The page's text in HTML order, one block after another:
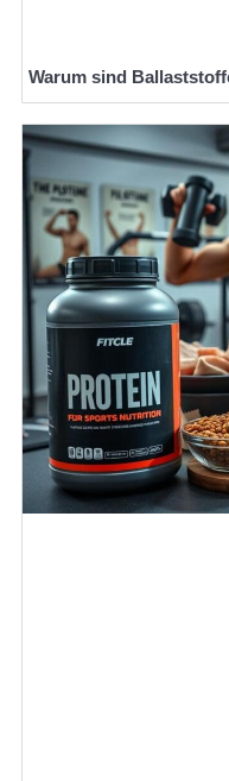
Warum sind